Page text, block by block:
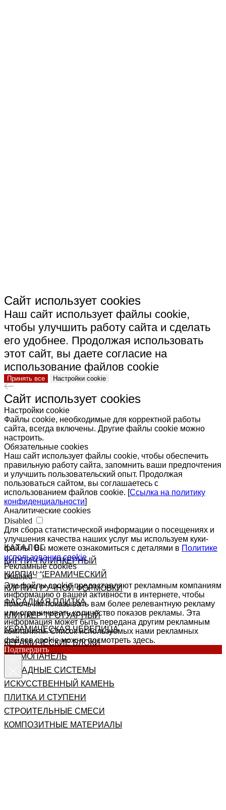
КАТАЛОГ
КИРПИЧ КЛИНКЕРНЫЙ
КИРПИЧ КЕРАМИЧЕСКИЙ
КИРПИЧ РУЧНОЙ ФОРМОВКИ
ФАСАДНАЯ ПЛИТКА
КЛИНКЕР ТРОТУАРНЫЙ
КЕРАМИЧЕСКАЯ ЧЕРЕПИЦА
КЕРАМИЧЕСКИЕ БЛОКИ
ТЕРМОПАНЕЛЬ
ФАСАДНЫЕ СИСТЕМЫ
ИСКУССТВЕННЫЙ КАМЕНЬ
ПЛИТКА И СТУПЕНИ
СТРОИТЕЛЬНЫЕ СМЕСИ
КОМПОЗИТНЫЕ МАТЕРИАЛЫ
Сайт использует cookies
Наш сайт использует файлы cookie,
чтобы улучшить работу сайта и сделать
его удобнее. Продолжая использовать
этот сайт, вы даете согласие на
использование файлов cookie
Принять все Настройки cookie
Сайт использует cookies
Настройки cookie
Файлы cookie, необходимые для корректной работы
сайта, всегда включены. Другие файлы cookie можно
настроить.
Обязательные cookies
Наш сайт использует файлы cookie, чтобы обеспечить
правильную работу сайта, запомнить ваши предпочтения
и улучшить пользовательский опыт. Продолжая
пользоваться сайтом, вы соглашаетесь с
использованием файлов cookie. [Ссылка на политику
конфиденциальности]
Аналитические cookies
Disabled
Для сбора статистической информации о посещениях и
улучшения качества наших услуг мы используем куки-
файлы. Вы можете ознакомиться с деталями в Политике
использования cookie
Рекламные cookies
Disabled
Эти файлы cookie предоставляют рекламным компаниям
информацию о вашей активности в интернете, чтобы
помочь им показывать вам более релевантную рекламу
или ограничивать количество показов рекламы. Эта
информация может быть передана другим рекламным
компаниям. Список используемых нами рекламных
файлов cookie можно посмотреть здесь.
Подтвердить